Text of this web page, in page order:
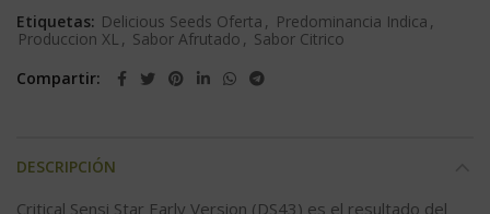
Etiquetas: Delicious Seeds Oferta , Predominancia Indica ,
Produccion XL , Sabor Afrutado , Sabor Citrico
Compartir
DESCRIPCIÓN
Critical Sensi Star Early Version (DS43) es el resultado del